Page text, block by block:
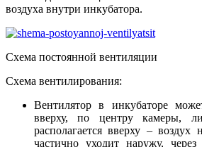
воздуха внутри инкубатора.
Схема постоянной вентиляции
Схема вентилирования:
Вентилятор в инкубаторе
вверху, по центру камеры,
располагается вверху – воздух
частично уходит наружу, через